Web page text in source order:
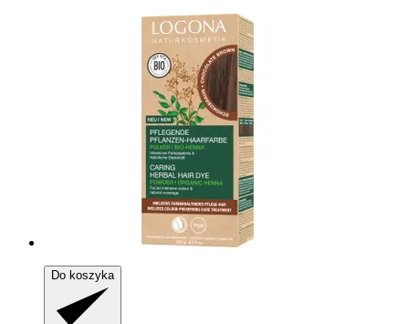
Do koszyka